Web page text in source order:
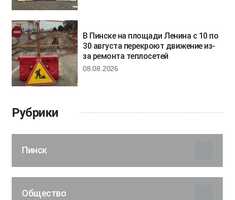
В Пинске на площади Ленина с 10 по
30 августа перекроют движение из-
за ремонта теплосетей
08.08.2026
Рубрики
Пинск
Общество